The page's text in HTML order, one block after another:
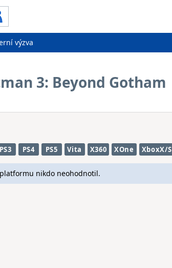
výzva
3: Beyond Gotham
PS3 PS4 PS5 Vita X360 XOne XboxX/S
nikdo neohodnotil.